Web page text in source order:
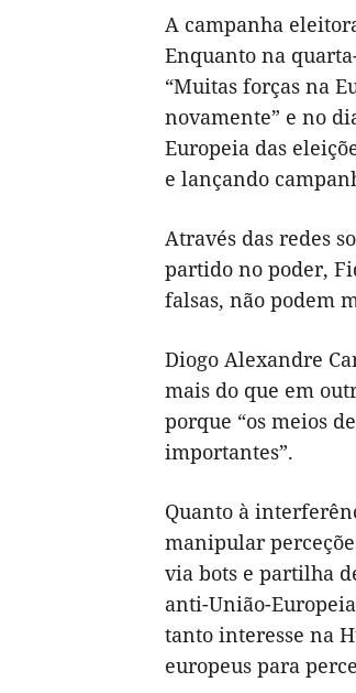
A campanha
Enquanto na
“Muitas forças na
novamente” e no
Europeia das
e lançando
Através das redes
partido no poder,
falsas, não podem
Diogo Alexandre
mais do que em
porque “os meios
importantes”.
Quanto à
manipular
via bots e partilha
anti-União-
tanto interesse na
europeus para